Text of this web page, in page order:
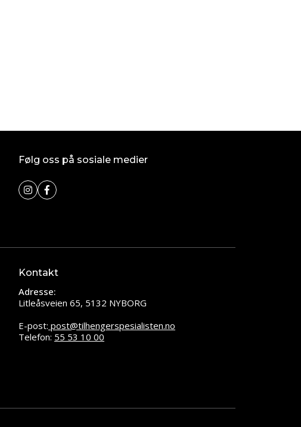
Følg oss på sosiale medier
Kontakt
Adresse:
Litleåsveien 65, 5132 NYBORG
E-post: post@tilhengerspesialisten.no
Telefon: 55 53 10 00